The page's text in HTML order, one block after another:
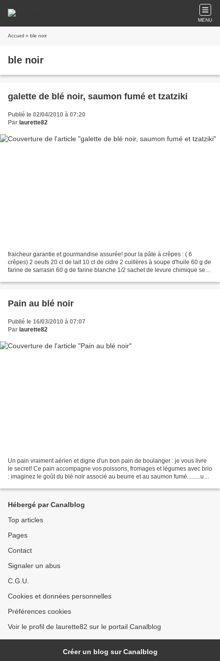
MENU
Accueil » ble noir
ble noir
galette de blé noir, saumon fumé et tzatziki
Publié le 02/04/2010 à 07:20
Par laurette82
fraicheur garantie et gourmandise assurée! pour la pâte à crêpes : ( 6
crêpes) 2 oeufs 20 cl de lait 10 cl de cidre 2 cuillères à soupe d'huile 60 g de
farine de sarrasin 60 g de farine blanche 1/2 sachet de levure chimique sel,
Pain au blé noir
Publié le 16/03/2010 à 07:07
Par laurette82
Un pain vraiment aérien et digne d'un bon pain de boulanger : je vous livre
le secret! Ce pain accompagne vos poissons, fromages et légumes avec brio
: imaginez le goût du blé noir associé au beurre et au saumon fumé.........un
Hébergé par Canalblog
Top articles
Pages
Contact
Signaler un abus
C.G.U.
Cookies et données personnelles
Préférences cookies
Voir le profil de laurette82 sur le portail Canalblog
Créer un blog sur Canalblog